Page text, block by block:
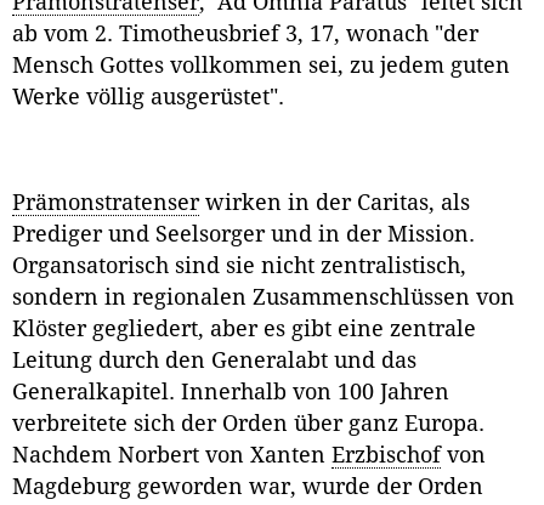
ab vom 2. Timotheusbrief 3, 17, wonach "der
Mensch Gottes vollkommen sei, zu jedem guten
Werke völlig ausgerüstet".
Prämonstratenserwirken in der Caritas, als
Prediger und Seelsorger und in der Mission.
Organsatorisch sind sie nicht zentralistisch,
sondern in regionalen Zusammenschlüssen von
Klöster gegliedert, aber es gibt eine zentrale
Leitung durch den Generalabt und das
Generalkapitel. Innerhalb von 100 Jahren
verbreitete sich der Orden über ganz Europa.
Nachdem Norbert von Xanten Erzbischofvon
Magdeburg geworden war, wurde der Orden